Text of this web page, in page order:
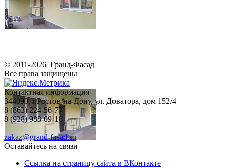
© 2011-2026 Гранд-Фасад
Все права защищены
Контактная информация
344090, г.Ростов-на-Дону, ул. Доватора, дом 152/4
8 (863) 224-56-77
8 (928) 988-09-18
zakaz@grand-fasad.su
Оставайтесь на связи
Ссылка на страницу сайта в ВКонтакте